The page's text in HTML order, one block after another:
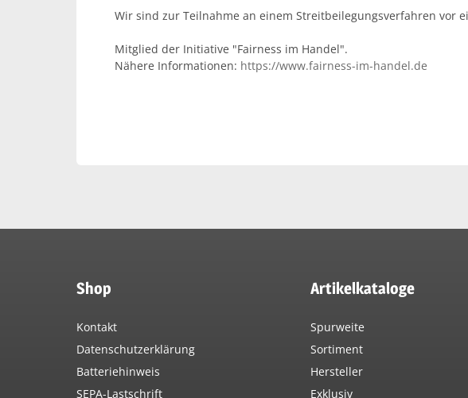
Wir sind zur Teilnahme an einem Streitbeilegungsverfahren vor
Mitglied der Initiative "Fairness im Handel".
Nähere Informationen: https://www.fairness-im-handel.de
Shop
Kontakt
Datenschutzerklärung
Batteriehinweis
SEPA-Lastschrift
Artikelkataloge
Spurweite
Sortiment
Hersteller
Exklusiv